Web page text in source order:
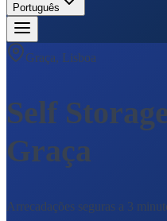
Português
Graça, Lisboa
Self
Graça
Arrecadações seguras a 3